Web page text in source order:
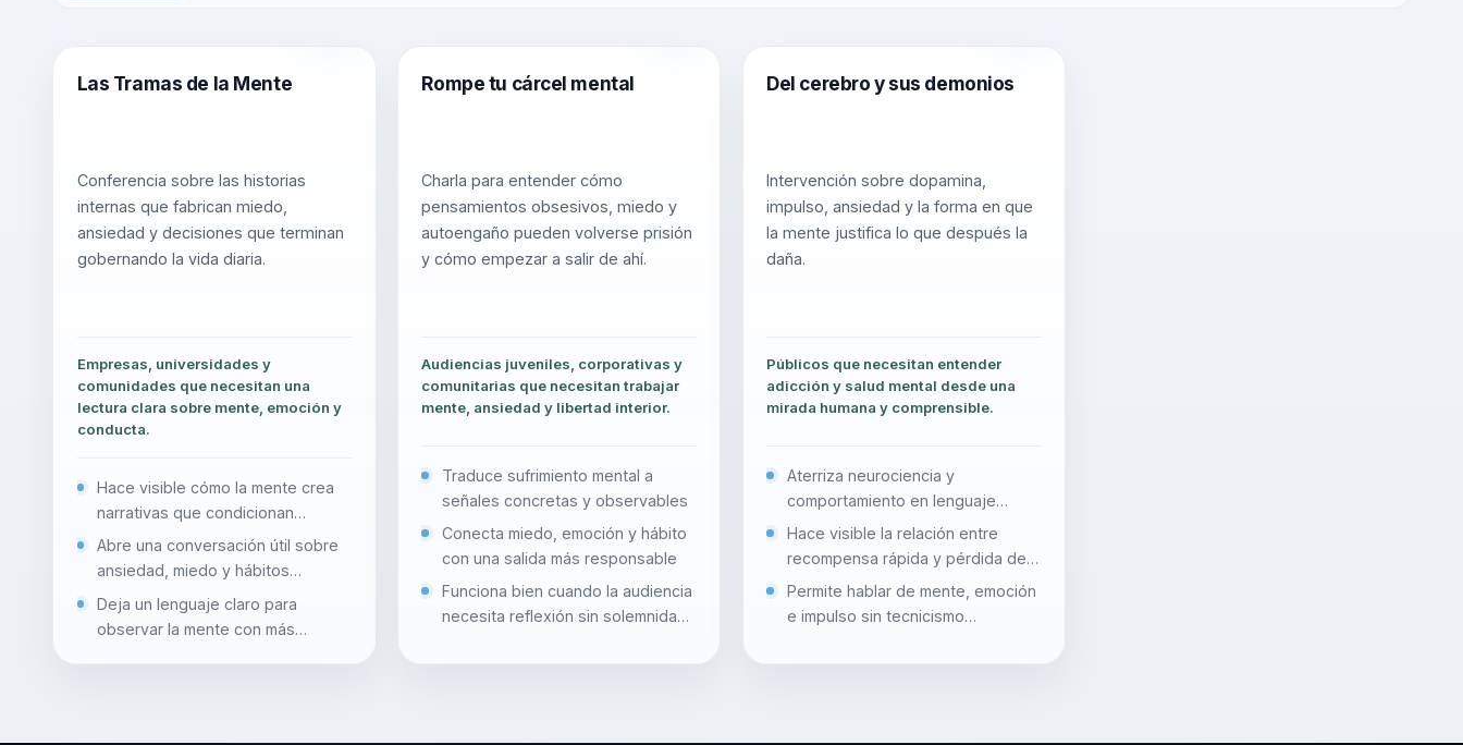
Las Tramas de la Mente
Conferencia sobre las historias
internas que fabrican miedo,
ansiedad y decisiones que terminan
gobernando la vida diaria.
Empresas, universidades y
comunidades que necesitan una
lectura clara sobre mente, emoción y
conducta.
Hace visible cómo la mente crea
narrativas que condicionan
conducta y emoción
Abre una conversación útil sobre
ansiedad, miedo y hábitos
automáticos
Deja un lenguaje claro para
observar la mente con más
Rompe tu cárcel mental
Charla para entender cómo
pensamientos obsesivos, miedo y
autoengaño pueden volverse prisión
y cómo empezar a salir de ahí.
Audiencias juveniles, corporativas y
comunitarias que necesitan trabajar
mente, ansiedad y libertad interior.
Traduce sufrimiento mental a
señales concretas y observables
Conecta miedo, emoción y hábito
con una salida más responsable
Funciona bien cuando la audiencia
necesita reflexión sin solemnidad
Del cerebro y sus demonios
Intervención sobre dopamina,
impulso, ansiedad y la forma en que
la mente justifica lo que después la
daña.
Públicos que necesitan entender
adicción y salud mental desde una
mirada humana y comprensible.
Aterriza neurociencia y
comportamiento en lenguaje
entendible
Hace visible la relación entre
recompensa rápida y pérdida de
control
Permite hablar de mente, emoción
e impulso sin tecnicismo